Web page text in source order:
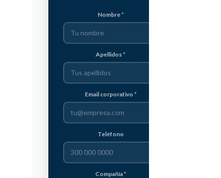
Nombre
Apellidos
Email corporativo
Teléfono
Compañía